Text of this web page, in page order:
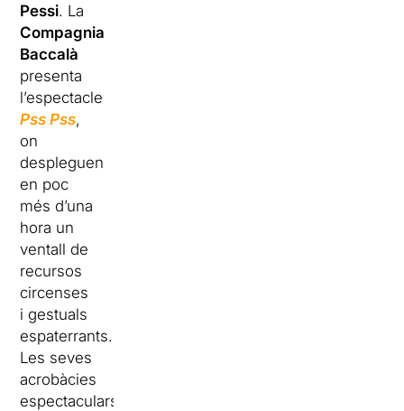
Pessi. La
Compagnia
Baccalà
presenta
l’espectacle
Pss Pss,
on
despleguen
en poc
més d’una
hora un
ventall de
recursos
circenses
i gestuals
espaterrants.
Les seves
acrobàcies
espectaculars